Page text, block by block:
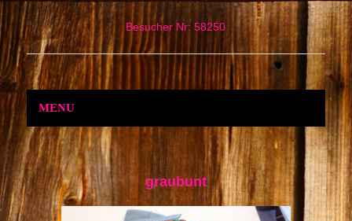
Besucher Nr: 58250
MENU
graubunt